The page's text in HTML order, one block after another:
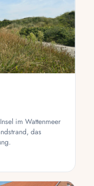
im Wattenmeer
das